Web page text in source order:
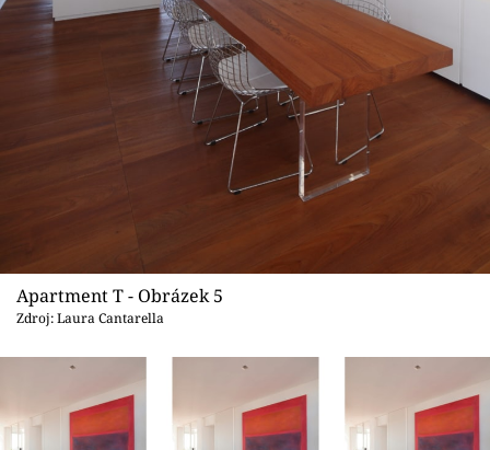
Apartment T - Obrázek 5
Zdroj: Laura Cantarella